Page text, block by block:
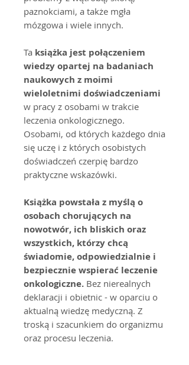
paznokciami, a także mgła
mózgowa i wiele innych.
Ta książka jest połączeniem
wiedzy opartej na badaniach
naukowych z moimi
wieloletnimi doświadczeniami
w pracy z osobami w trakcie
leczenia onkologicznego.
Osobami, od których każdego dnia
się uczę i z których osobistych
doświadczeń czerpię bardzo
praktyczne wskazówki.
Książka powstała z myślą o
osobach chorujących na
nowotwór, ich bliskich oraz
wszystkich, którzy chcą
świadomie, odpowiedzialnie i
bezpiecznie wspierać leczenie
onkologiczne. Bez nierealnych
deklaracji i obietnic - w oparciu o
aktualną wiedzę medyczną. Z
troską i szacunkiem do organizmu
oraz procesu leczenia.